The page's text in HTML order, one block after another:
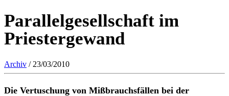
Parallelgesellschaft im
Priestergewand
Archiv / 23/03/2010
Die Vertuschung von Mißbrauchsfällen bei der